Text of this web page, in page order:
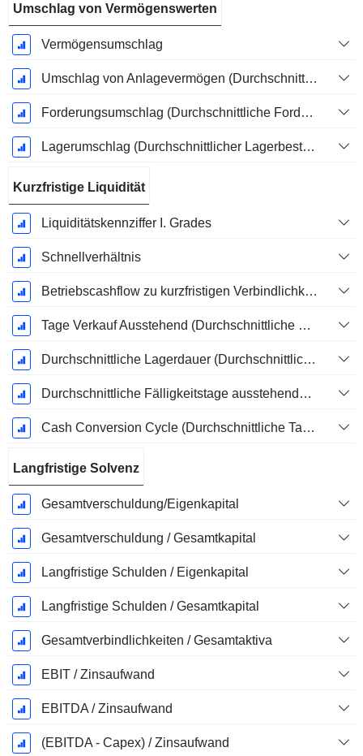
Umschlag von Vermögenswerten
Vermögensumschlag
Umschlag von Anlagevermögen (Durchschnittliches Anlagevermögen)
Forderungsumschlag (Durchschnittliche Forderungen)
Lagerumschlag (Durchschnittlicher Lagerbestand)
Kurzfristige Liquidität
Liquiditätskennziffer I. Grades
Schnellverhältnis
Betriebscashflow zu kurzfristigen Verbindlichkeiten
Tage Verkauf Ausstehend (Durchschnittliche Forderungen)
Durchschnittliche Lagerdauer (Durchschnittlicher Lagerbestand)
Durchschnittliche Fälligkeitstage ausstehender Zahlungen
Cash Conversion Cycle (Durchschnittliche Tage)
Langfristige Solvenz
Gesamtverschuldung/Eigenkapital
Gesamtverschuldung / Gesamtkapital
Langfristige Schulden / Eigenkapital
Langfristige Schulden / Gesamtkapital
Gesamtverbindlichkeiten / Gesamtaktiva
EBIT / Zinsaufwand
EBITDA / Zinsaufwand
(EBITDA - Capex) / Zinsaufwand